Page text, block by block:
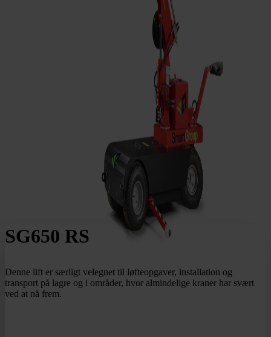
SG650 RS
Denne lift er særligt velegnet til løfteopgaver, installation og
transport på lagre og i områder, hvor almindelige kraner har svært
ved at nå frem.